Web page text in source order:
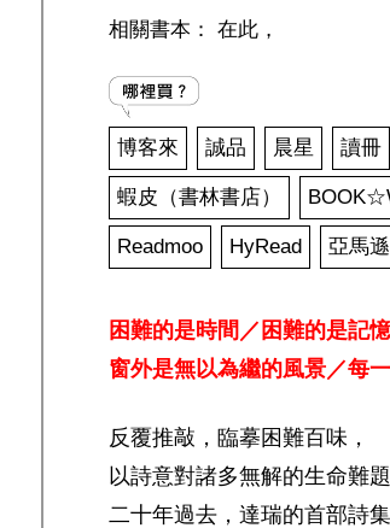
相關書本： 在此，
博客來 誠品 晨星 讀冊
蝦皮（書林書店）
Readmoo HyRead 亞馬遜
困難的是時間／困難的是記
窗外是無以為繼的風景／每
反覆推敲，臨摹困難百味，
以詩意對諸多無解的生命難題
二十年過去，達瑞的首部詩集